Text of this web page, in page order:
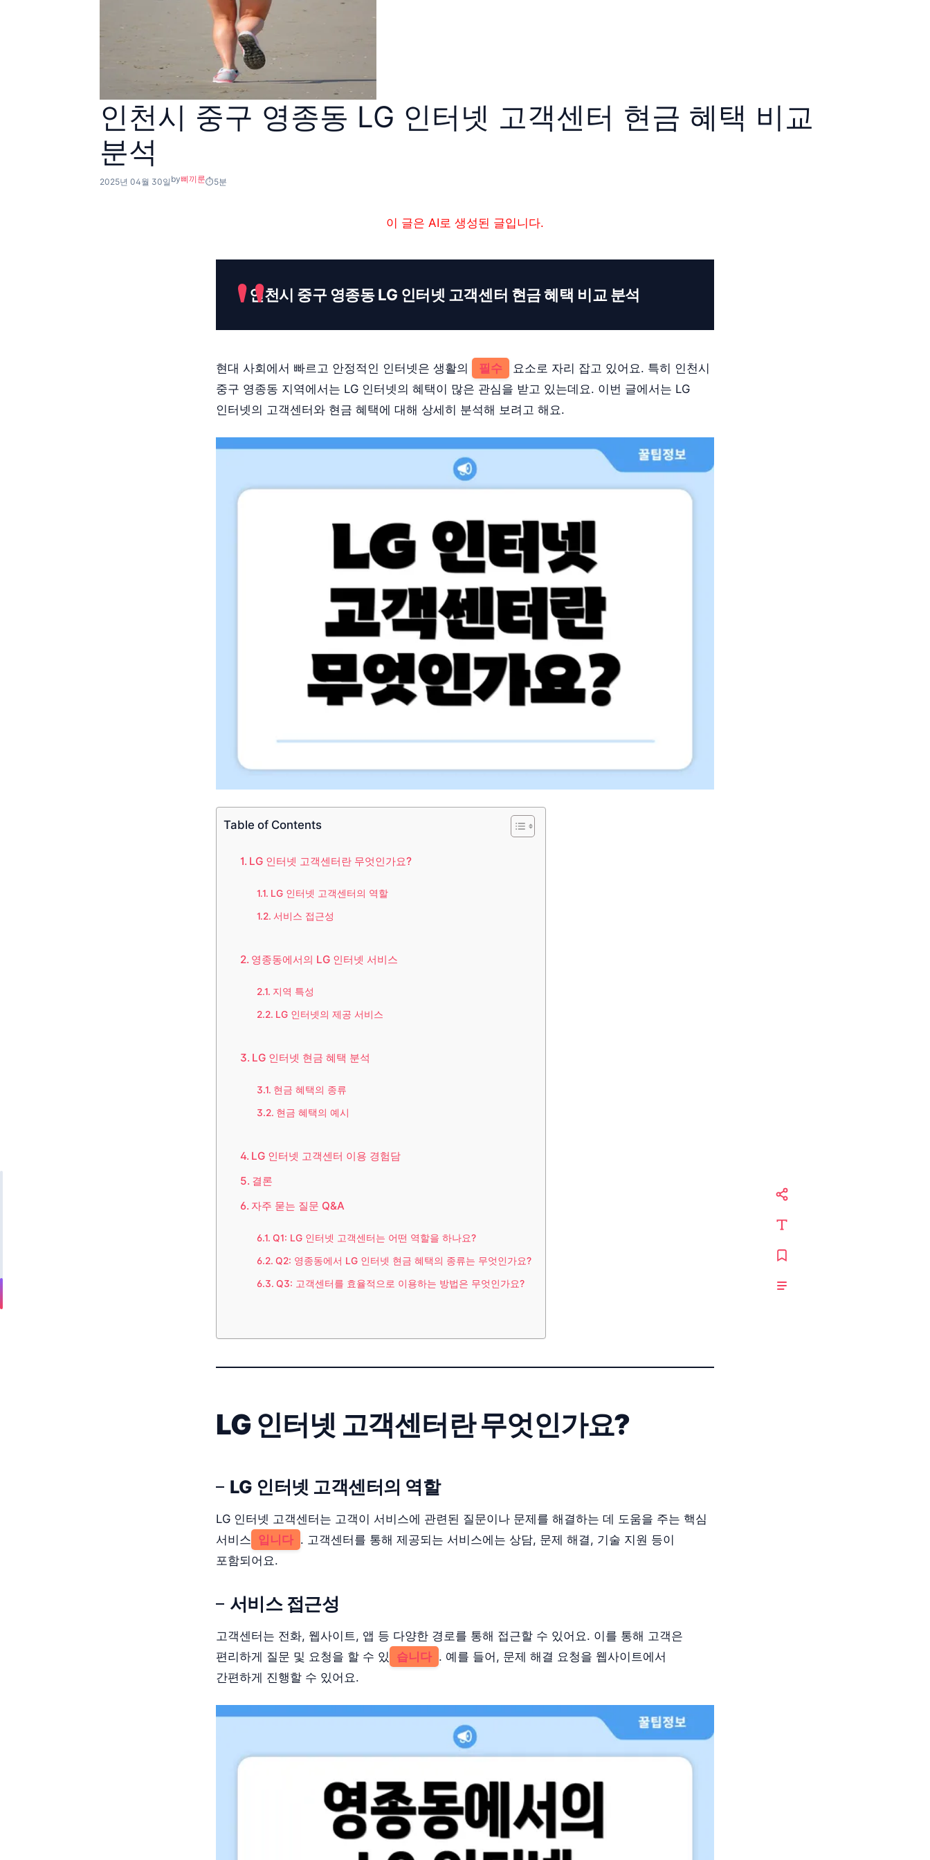
인천시 중구 영종동 LG 인터넷 고객센터 현금 혜택 비교
분석
2025년 04월 30일 by삐끼룬 5분
이 글은 AI로 생성된 글입니다.
인천시 중구 영종동 LG 인터넷 고객센터 현금 혜택 비교 분석
현대 사회에서 빠르고 안정적인 인터넷은 생활의 필수
요소로 자리 잡고 있어요. 특히 인천시
중구 영종동 지역에서는 LG 인터넷의 혜택이 많은 관심을 받고 있는데요. 이번 글에서는 LG
인터넷의 고객센터와 현금 혜택에 대해 상세히 분석해 보려고 해요.
Table of Contents
LG 인터넷 고객센터란 무엇인가요?
LG 인터넷 고객센터의 역할
서비스 접근성
영종동에서의 LG 인터넷 서비스
지역 특성
LG 인터넷의 제공 서비스
LG 인터넷 현금 혜택 분석
현금 혜택의 종류
현금 혜택의 예시
LG 인터넷 고객센터 이용 경험담
결론
자주 묻는 질문 Q&A
Q1: LG 인터넷 고객센터는 어떤 역할을 하나요?
Q2: 영종동에서 LG 인터넷 현금 혜택의 종류는 무엇인가요?
Q3: 고객센터를 효율적으로 이용하는 방법은 무엇인가요?
LG 인터넷 고객센터란 무엇인가요?
LG 인터넷 고객센터의 역할
LG 인터넷 고객센터는 고객이 서비스에 관련된 질문이나 문제를 해결하는 데 도움을 주는 핵심
서비스 입니다 . 고객센터를 통해 제공되는 서비스에는 상담, 문제 해결, 기술 지원 등이
포함되어요.
서비스 접근성
고객센터는 전화, 웹사이트, 앱 등 다양한 경로를 통해 접근할 수 있어요. 이를 통해 고객은
편리하게 질문 및 요청을 할 수 있
습니다 . 예를 들어, 문제 해결 요청을 웹사이트에서
간편하게 진행할 수 있어요.